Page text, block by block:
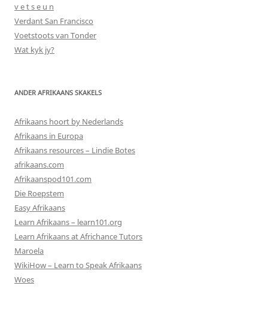
v e t s e u n
Verdant San Francisco
Voetstoots van Tonder
Wat kyk jy?
ANDER AFRIKAANS SKAKELS
Afrikaans hoort by Nederlands
Afrikaans in Europa
Afrikaans resources – Lindie Botes
afrikaans.com
Afrikaanspod101.com
Die Roepstem
Easy Afrikaans
Learn Afrikaans – learn101.org
Learn Afrikaans at Africhance Tutors
Maroela
WikiHow – Learn to Speak Afrikaans
Woes